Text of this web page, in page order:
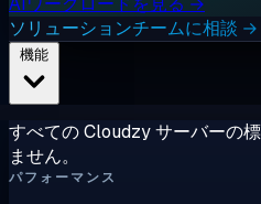
ソリューションチームに相談 →
すべての Cloudzy サーバーの
ません。
パフォーマンス